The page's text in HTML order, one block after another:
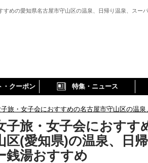
すめの愛知県名古屋市守山区の温泉、日帰り温泉、スーパ
・クーポン 特集・ニュース
旅・女子会におすすめの名古屋市守山区の温
子旅・女子会におすす
区(愛知県)の温泉、日
銭湯おすすめ